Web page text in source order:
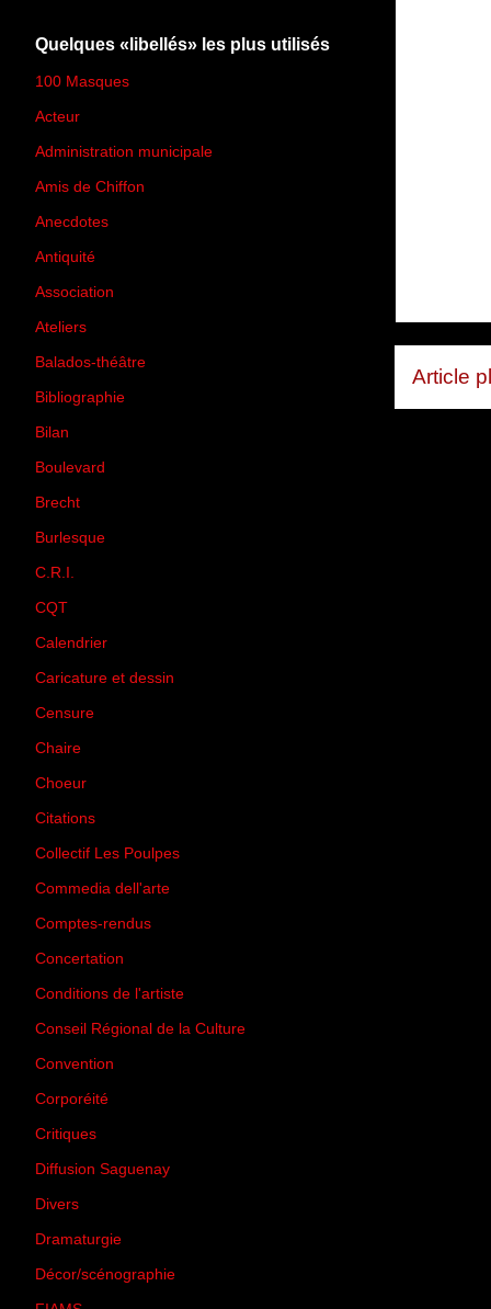
Article
Quelques «libellés» les plus utilisés
100 Masques
Acteur
Administration municipale
Amis de Chiffon
Anecdotes
Antiquité
Association
Ateliers
Balados-théâtre
Bibliographie
Bilan
Boulevard
Brecht
Burlesque
C.R.I.
CQT
Calendrier
Caricature et dessin
Censure
Chaire
Choeur
Citations
Collectif Les Poulpes
Commedia dell'arte
Comptes-rendus
Concertation
Conditions de l'artiste
Conseil Régional de la Culture
Convention
Corporéité
Critiques
Diffusion Saguenay
Divers
Dramaturgie
Décor/scénographie